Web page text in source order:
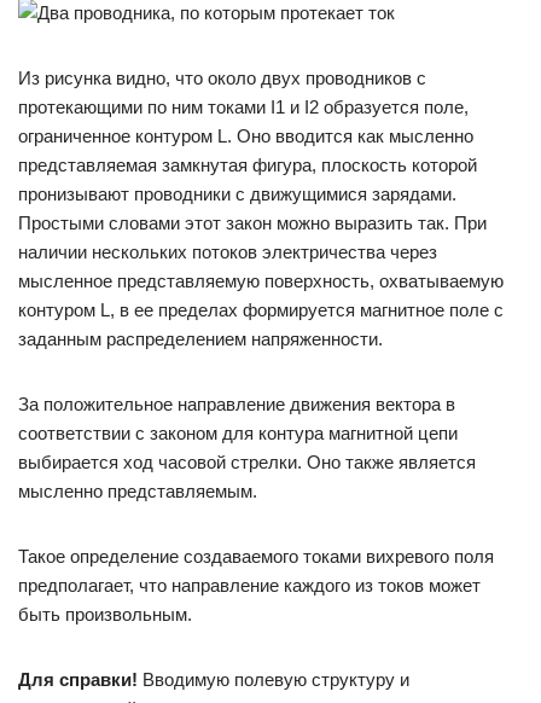
Из рисунка видно, что около двух проводников с
протекающими по ним токами I1 и I2 образуется поле,
ограниченное контуром L. Оно вводится как мысленно
представляемая замкнутая фигура, плоскость которой
пронизывают проводники с движущимися зарядами.
Простыми словами этот закон можно выразить так. При
наличии нескольких потоков электричества через
мысленное представляемую поверхность, охватываемую
контуром L, в ее пределах формируется магнитное поле с
заданным распределением напряженности.
За положительное направление движения вектора в
соответствии с законом для контура магнитной цепи
выбирается ход часовой стрелки. Оно также является
мысленно представляемым.
Такое определение создаваемого токами вихревого поля
предполагает, что направление каждого из токов может
быть произвольным.
Для справки! Вводимую полевую структуру и